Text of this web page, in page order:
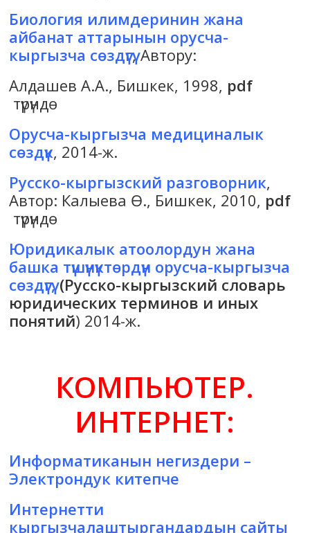
Биология илимдеринин жана
айбанат аттарынын орусча-
кыргызча сөздүгү, Автору:
Алдашев А.А., Бишкек, 1998, pdf
түрүндө
Орусча-кыргызча медициналык
сөздүк, 2014-ж.
Русско-кыргызский разговорник,
Автор: Калыева Ө., Бишкек, 2010, pdf
түрүндө
Юридикалык атоолордун жана
башка түшүнүктөрдүн орусча-кыргызча
сөздүгү,(Русско-кыргызский словарь
юридических терминов и иных
понятий) 2014-ж.
КОМПЬЮТЕР.
ИНТЕРНЕТ:
Информатиканын негиздери –
Электрондук китепче
Интернетти
кыргызчалаштыргандардын сайты